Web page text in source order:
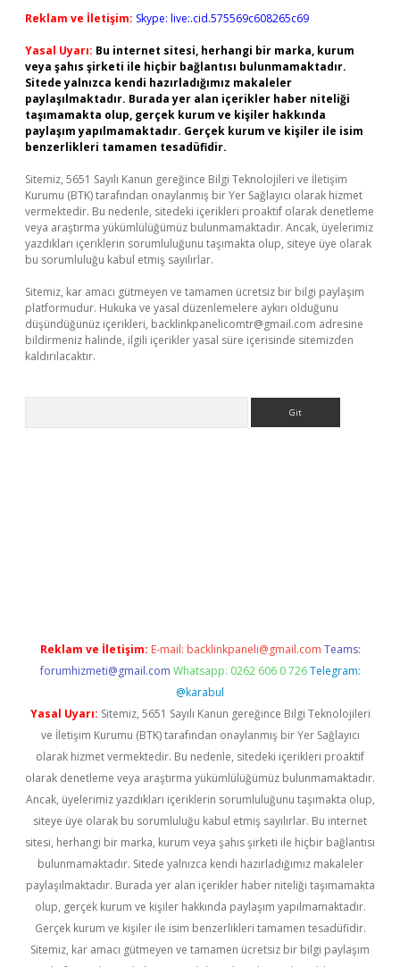
Reklam ve İletişim: Skype: live:.cid.575569c608265c69
Yasal Uyarı: Bu internet sitesi, herhangi bir marka, kurum
veya şahıs şirketi ile hiçbir bağlantısı bulunmamaktadır.
Sitede yalnızca kendi hazırladığımız makaleler
paylaşılmaktadır. Burada yer alan içerikler haber niteliği
taşımamakta olup, gerçek kurum ve kişiler hakkında
paylaşım yapılmamaktadır. Gerçek kurum ve kişiler ile isim
benzerlikleri tamamen tesadüfidir.
Sitemiz, 5651 Sayılı Kanun gereğince Bilgi Teknolojileri ve İletişim
Kurumu (BTK) tarafından onaylanmış bir Yer Sağlayıcı olarak hizmet
vermektedir. Bu nedenle, sitedeki içerikleri proaktif olarak denetleme
veya araştırma yükümlülüğümüz bulunmamaktadır. Ancak, üyelerimiz
yazdıkları içeriklerin sorumluluğunu taşımakta olup, siteye üye olarak
bu sorumluluğu kabul etmiş sayılırlar.
Sitemiz, kar amacı gütmeyen ve tamamen ücretsiz bir bilgi paylaşım
platformudur. Hukuka ve yasal düzenlemelere aykırı olduğunu
düşündüğünüz içerikleri, backlinkpanelicomtr@gmail.com adresine
bildirmeniz halinde, ilgili içerikler yasal süre içerisinde sitemizden
kaldırılacaktır.
Reklam ve İletişim: E-mail: backlinkpaneli@gmail.com Teams:
forumhizmeti@gmail.com Whatsapp: 0262 606 0 726 Telegram:
@karabul
Yasal Uyarı: Sitemiz, 5651 Sayılı Kanun gereğince Bilgi Teknolojileri
ve İletişim Kurumu (BTK) tarafından onaylanmış bir Yer Sağlayıcı
olarak hizmet vermektedir. Bu nedenle, sitedeki içerikleri proaktif
olarak denetleme veya araştırma yükümlülüğümüz bulunmamaktadır.
Ancak, üyelerimiz yazdıkları içeriklerin sorumluluğunu taşımakta olup,
siteye üye olarak bu sorumluluğu kabul etmiş sayılırlar. Bu internet
sitesi, herhangi bir marka, kurum veya şahıs şirketi ile hiçbir bağlantısı
bulunmamaktadır. Sitede yalnızca kendi hazırladığımız makaleler
paylaşılmaktadır. Burada yer alan içerikler haber niteliği taşımamakta
olup, gerçek kurum ve kişiler hakkında paylaşım yapılmamaktadır.
Gerçek kurum ve kişiler ile isim benzerlikleri tamamen tesadüfidir.
Sitemiz, kar amacı gütmeyen ve tamamen ücretsiz bir bilgi paylaşım